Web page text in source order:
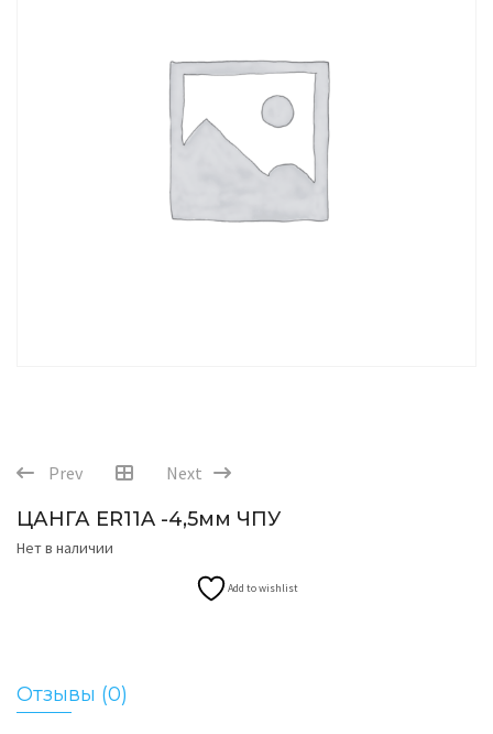
Prev Next
ЦАНГА ER11A -4,5мм ЧПУ
Нет в наличии
Add to wishlist
Отзывы (0)